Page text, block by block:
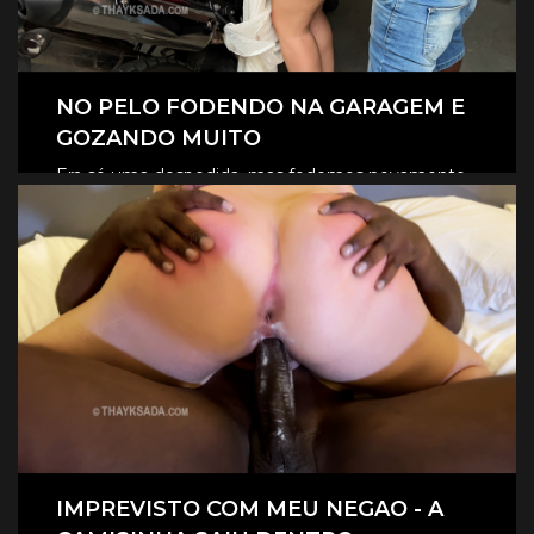
NO PELO FODENDO NA GARAGEM E
GOZANDO MUITO
Era só uma despedida, mas fodemos novamente
na garagem, e claro que foi no pelo, eles
revesaram gozar dentro de mim.
CLIQUE AQUI E ASSISTA
IMPREVISTO COM MEU NEGAO - A